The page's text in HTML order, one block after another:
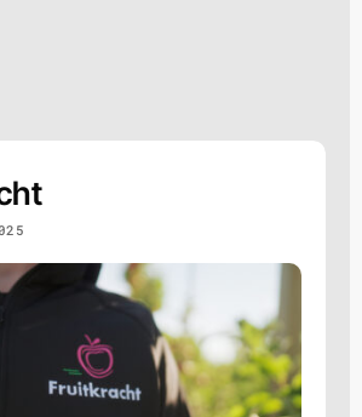
Gerard Askes
Reageert meestal binnen 1 uur